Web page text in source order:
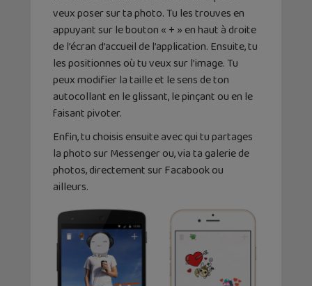
veux poser sur ta photo. Tu les trouves en
appuyant sur le bouton « + » en haut à droite
de l’écran d’accueil de l’application. Ensuite, tu
les positionnes où tu veux sur l’image. Tu
peux modifier la taille et le sens de ton
autocollant en le glissant, le pinçant ou en le
faisant pivoter.
Enfin, tu choisis ensuite avec qui tu partages
la photo sur Messenger ou, via ta galerie de
photos, directement sur Facabook ou
ailleurs.